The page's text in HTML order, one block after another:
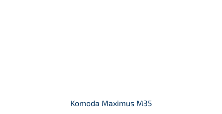
Komoda Maximus M35